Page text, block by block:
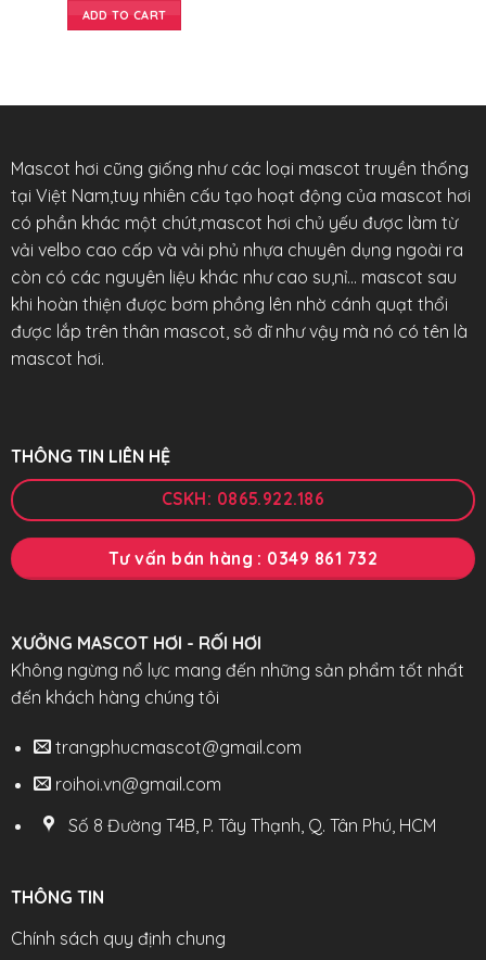
ADD TO CART
Mascot hơi cũng giống như các loại mascot truyền thống
tại Việt Nam,tuy nhiên cấu tạo hoạt động của mascot hơi
có phần khác một chút,mascot hơi chủ yếu được làm từ
vải velbo cao cấp và vải phủ nhựa chuyên dụng ngoài ra
còn có các nguyên liệu khác như cao su,nỉ… mascot sau
khi hoàn thiện được bơm phồng lên nhờ cánh quạt thổi
được lắp trên thân mascot, sở dĩ như vậy mà nó có tên là
mascot hơi.
THÔNG TIN LIÊN HỆ
CSKH: 0865.922.186
Tư vấn bán hàng : 0349 861 732
XƯỞNG MASCOT HƠI - RỐI HƠI
Không ngừng nổ lực mang đến những sản phẩm tốt nhất
đến khách hàng chúng tôi
trangphucmascot@gmail.com
roihoi.vn@gmail.com
Số 8 Đường T4B, P. Tây Thạnh, Q. Tân Phú, HCM
THÔNG TIN
Chính sách quy định chung